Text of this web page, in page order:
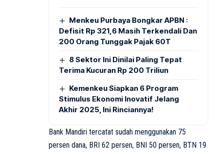
Menkeu Purbaya Bongkar APBN :
Defisit Rp 321,6 Masih Terkendali Dan
200 Orang Tunggak Pajak 60T
8 Sektor Ini Dinilai Paling Tepat
Terima Kucuran Rp 200 Triliun
Kemenkeu Siapkan 6 Program
Stimulus Ekonomi Inovatif Jelang
Akhir 2025, Ini Rinciannya!
Bank Mandiri tercatat sudah menggunakan 75
persen dana, BRI 62 persen, BNI 50 persen, BTN 19